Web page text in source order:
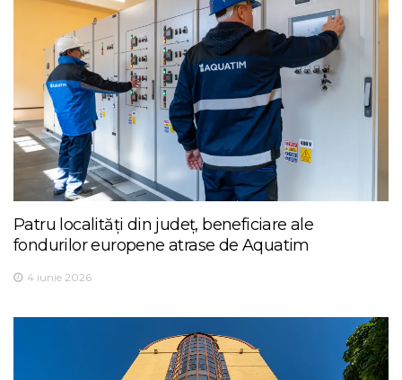
Patru localități din județ, beneficiare ale
fondurilor europene atrase de Aquatim
4 iunie 2026